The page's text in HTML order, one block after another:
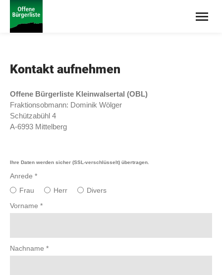
Kontakt aufnehmen
Offene Bürgerliste Kleinwalsertal (OBL)
Fraktionsobmann: Dominik Wölger
Schützabühl 4
A-6993 Mittelberg
Ihre Daten werden sicher (SSL-verschlüsselt) übertragen.
Anrede*
Frau
Herr
Divers
Vorname*
Nachname*